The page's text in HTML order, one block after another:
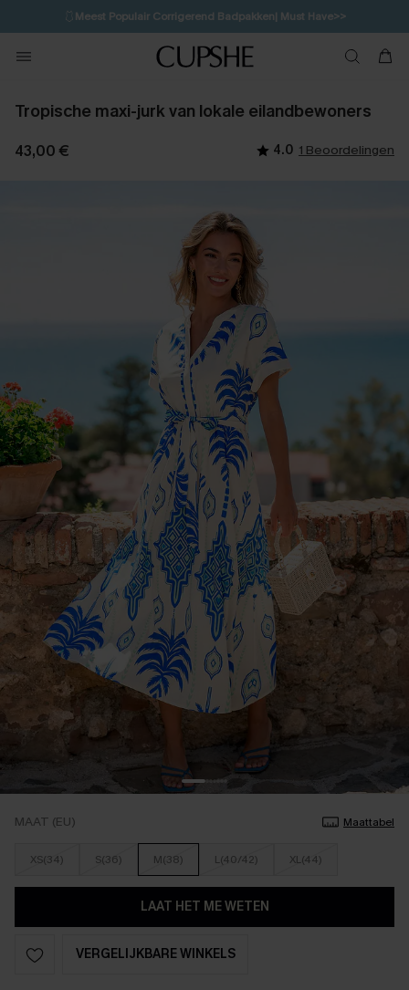
🩱Meest Populair Corrigerend Badpakken| Must Have>>
💌Abonneer je & ontvang tot 15% korting>>
Koop 3, krijg 15% korting | CODE: SW15
Tropische maxi-jurk van lokale eilandbewoners
43,00 € 4.0 1 Beoordelingen
MAAT (EU) Maattabel
XS(34) S(36) M(38) L(40/42) XL(44)
LAAT HET ME WETEN
VERGELIJKBARE WINKELS